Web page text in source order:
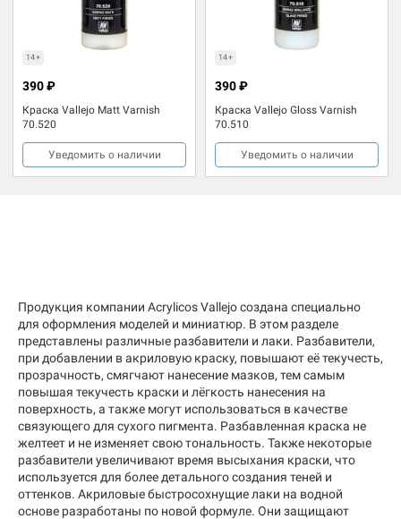
14+
Краска Vallejo Matt Varnish
70.520
390 ₽
Уведомить о наличии
14+
Краска Vallejo Gloss Varnish
70.510
390 ₽
Уведомить о наличии
Продукция компании Acrylicos Vallejo создана специально
для оформления моделей и миниатюр. В этом разделе
представлены различные разбавители и лаки. Разбавители,
при добавлении в акриловую краску, повышают её текучесть,
прозрачность, смягчают нанесение мазков, тем самым
повышая текучесть краски и лёгкость нанесения на
поверхность, а также могут использоваться в качестве
связующего для сухого пигмента. Разбавленная краска не
желтеет и не изменяет свою тональность. Также некоторые
разбавители увеличивают время высыхания краски, что
используется для более детального создания теней и
оттенков. Акриловые быстросохнущие лаки на водной
основе разработаны по новой формуле. Они защищают